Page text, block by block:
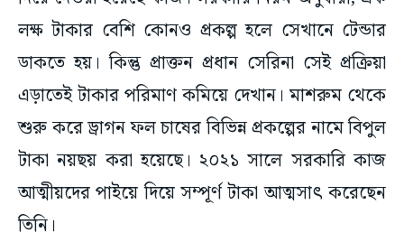
লক্ষ টাকার বেশি কোনও প্রকল্প হলে সেখানে টেন্ডার
ডাকতে হয়। কিন্তু প্রাক্তন প্রধান সেরিনা সেই প্রক্রিয়া
এড়াতেই টাকার পরিমাণ কমিয়ে দেখান। মাশরুম থেকে
শুরু করে ড্রাগন ফল চাষের বিভিন্ন প্রকল্পের নামে বিপুল
টাকা নয়ছয় করা হয়েছে। ২০২১ সালে সরকারি কাজ
আত্মীয়দের পাইয়ে দিয়ে সম্পূর্ণ টাকা আত্মসাৎ করেছেন
তিনি।